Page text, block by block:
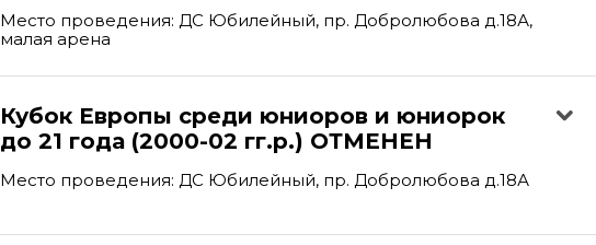
Место проведения: ДС Юбилейный, пр. Добролюбова д.18А,
малая арена
Кубок Европы среди юниоров и юниорок
до 21 года (2000-02 гг.р.) ОТМЕНЕН
Место проведения: ДС Юбилейный, пр. Добролюбова д.18А